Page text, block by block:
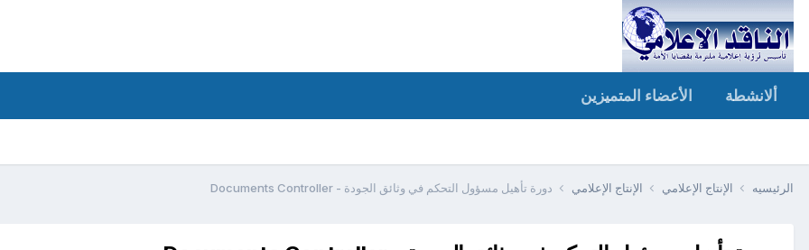
ألانشطة الأعضاء المتميزين
الرئيسيه الإنتاج الإعلامي الإنتاج الإعلامي دورة تأهيل مسؤول التحكم في وثائق الجودة - Documents Controller